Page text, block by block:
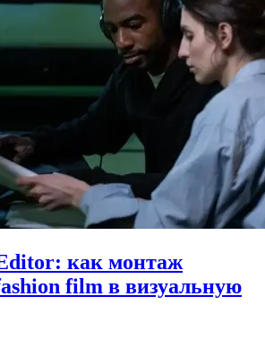
как монтаж
film в визуальную